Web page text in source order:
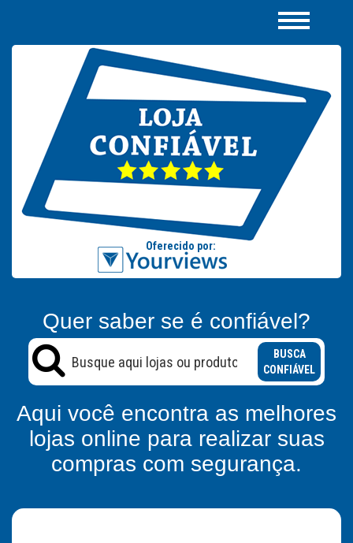
Quer saber se é confiável?
BUSCA
CONFIÁVEL
Aqui você encontra as melhores
lojas online para realizar suas
compras com segurança.